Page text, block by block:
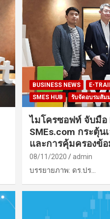
BUSINESS NEWS E-
SMES HUB
รับจัดอบรมสัม
ไมโครซอฟท์ จับมือ
SMEs.com กระตุ้น
และการคุ้มครองข้
08/11/2020 admin
บรรยายภาพ: ดร.ปร…